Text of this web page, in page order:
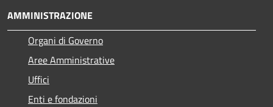
AMMINISTRAZIONE
Organi di Governo
Aree Amministrative
Uffici
Enti e fondazioni